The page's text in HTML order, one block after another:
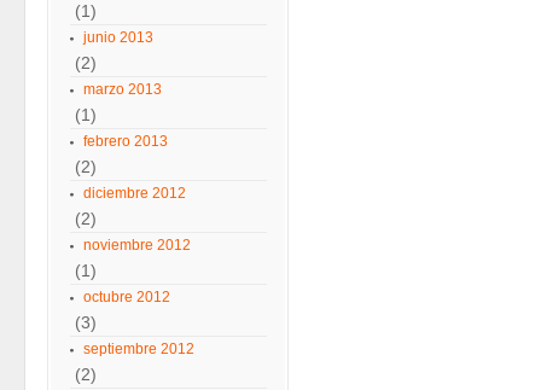
(1)
junio 2013
(2)
marzo 2013
(1)
febrero 2013
(2)
diciembre 2012
(2)
noviembre 2012
(1)
octubre 2012
(3)
septiembre 2012
(2)